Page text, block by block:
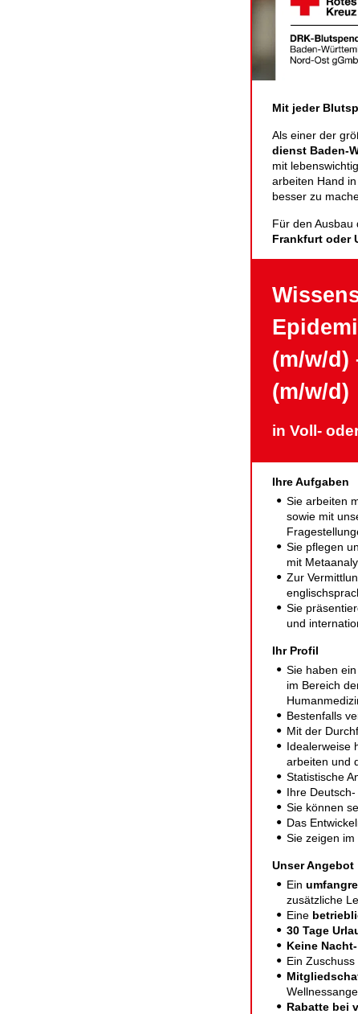
Mit jeder
Als einer der
dienst Baden-
mit
arbeiten Hand
besser zu
Für den Ausbau
Frankfurt oder
(m/w/d)
(m/w/d)
in Voll-
Ihre Aufgaben
Sie arbeiten
sowie mit
Sie pflegen
mit
Zur
Sie
und
Ihr Profil
Sie haben
im Bereich
Bestenfalls
Mit der
Idealerweise
arbeiten und
Statistische
Ihre
Sie können
Das
Sie zeigen
Unser Angebot
Ein
zusätzliche
Eine
30 Tage
Keine
Ein Zuschuss
Rabatte bei